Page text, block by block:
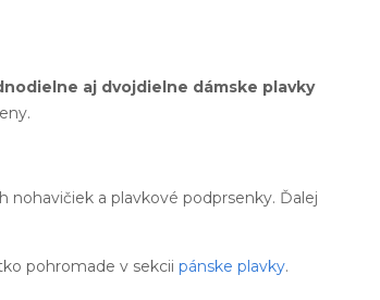
aj dvojdielne dámske plavky
a plavkové podprsenky. Ďalej
pohromade v sekcii pánske plavky.